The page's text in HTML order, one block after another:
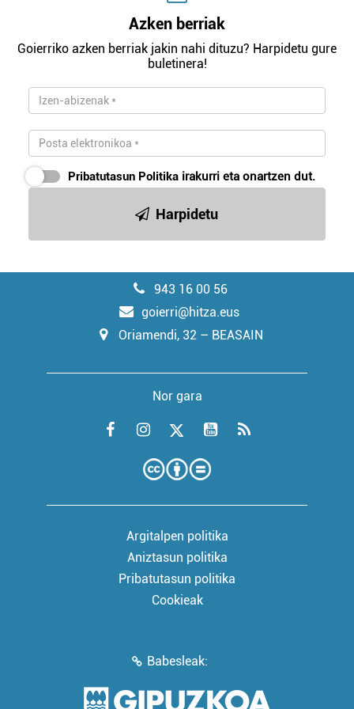
Azken berriak
Goierriko azken berriak jakin nahi dituzu? Harpidetu gure
buletinera!
Pribatutasun Politika irakurri eta onartzen dut.
Harpidetu
943 16 00 56
goierri@hitza.eus
Oriamendi, 32 – BEASAIN
Nor gara
Argitalpen politika
Aniztasun politika
Pribatutasun politika
Cookieak
Babesleak: